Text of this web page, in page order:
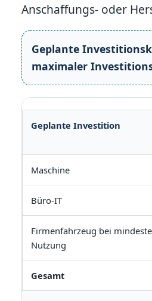
Anschaffungs- oder
Geplante
maximaler
Geplante Investition
Maschine
Büro-IT
Firmenfahrzeug bei
Nutzung
Gesamt